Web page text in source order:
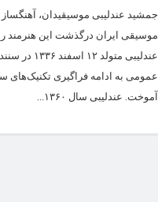
موسیقی ایران درگذشت این هنرمند
عندلیبی
عمومی به ادامه فراگیری تکنیک‌های
آموخت. عندلیبی سال ۱۳۶۰...